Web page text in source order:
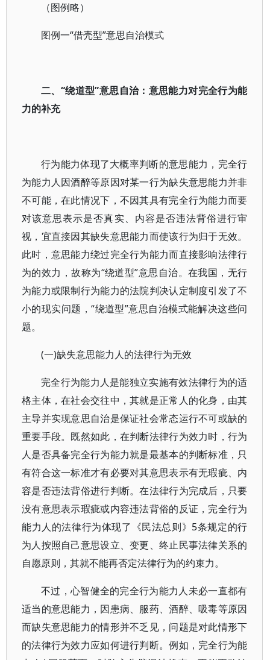
（图例略）
图例一“借壳型”意思自治模式
二、“绕道型”意思自治：意思能力对完全行为能
力的补充
行为能力体现了大概率判断的意思能力，完全行
为能力人因酒醉等原因对某一行为缺失意思能力并非
不可能，在此情况下，不因其具有完全行为能力而要
对该意思表示是否真实、内容是否违法背俗进行审
视，宜直接因其缺失意思能力而使该行为归于无效。
此时，意思能力绕过完全行为能力而直接影响法律行
为的效力，故称为“绕道型”意思自治。在我国，无行
为能力或限制行为能力的法院判决认定制度引发了不
小的现实问题，“绕道型”意思自治模式能解决这些问
题。
(一)缺失意思能力人的法律行为无效
完全行为能力人是能独立实施有效法律行为的适
格主体，在社会交往中，其就是正常人的化身，由其
主导并实现意思自治是保证社会常态运行不可或缺的
重要手段。既然如此，在判断法律行为效力时，行为
人是否具备完全行为能力就是最基本的判断标准，只
有符合这一标准才有必要对其意思表示有无瑕疵、内
容是否违法背俗进行判断。在法律行为完成后，只要
没有意思表示瑕疵或内容违法背俗的反证，完全行为
能力人的法律行为体现了《民法总则》5条规定的行
为人按照自己意思设立、变更、终止民事法律关系的
自愿原则，其就不能再否定法律行为的约束力。
不过，心智健全的完全行为能力人未必一直都有
适当的意思能力，因患病、服药、酒醉、吸毒等原因
而缺失意思能力的情形并不乏见，问题是对此情形下
的法律行为效力应如何进行判断。例如，完全行为能